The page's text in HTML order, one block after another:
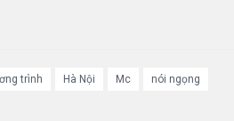
trình Hà Nội Mc nói ngọng